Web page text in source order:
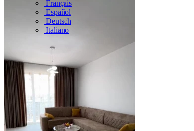
Français
Español
Deutsch
Italiano